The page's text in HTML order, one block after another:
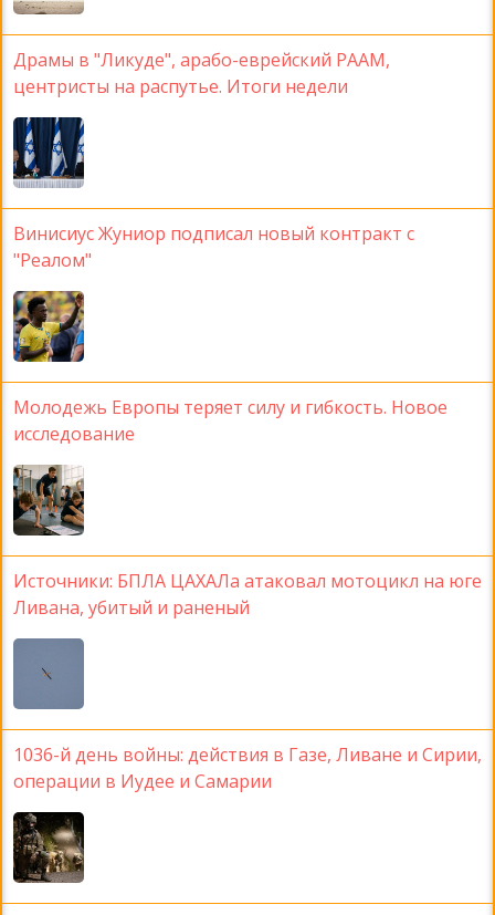
Драмы в "Ликуде", арабо-еврейский РААМ,
центристы на распутье. Итоги недели
Винисиус Жуниор подписал новый контракт с
"Реалом"
Молодежь Европы теряет силу и гибкость. Новое
исследование
Источники: БПЛА ЦАХАЛа атаковал мотоцикл на юге
Ливана, убитый и раненый
1036-й день войны: действия в Газе, Ливане и Сирии,
операции в Иудее и Самарии